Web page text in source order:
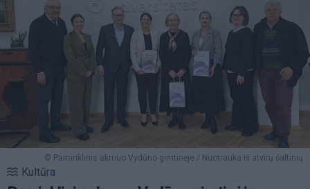
© Paminklinis akmuo Vydūno gimtinėje / Nuotrauka iš atvirų šaltinių
Kultūra